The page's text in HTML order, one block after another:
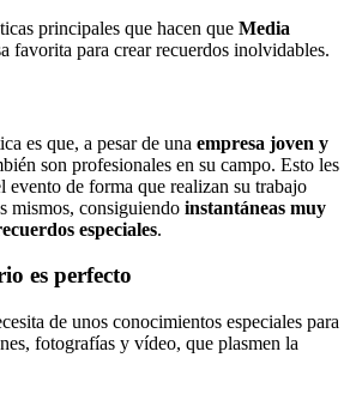
principales que hacen que Media
favorita para crear recuerdos inolvidables.
es que, a pesar de una empresa joven y
son profesionales en su campo. Esto les
evento de forma que realizan su trabajo
mismos, consiguiendo instantáneas muy
especiales.
es perfecto
de unos conocimientos especiales para
fotografías y vídeo, que plasmen la